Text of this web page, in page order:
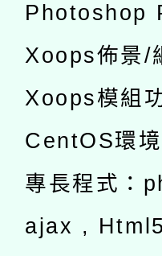
Photoshop
Xoops佈景/
Xoops模組
CentOS環
專長程式：
ajax ,